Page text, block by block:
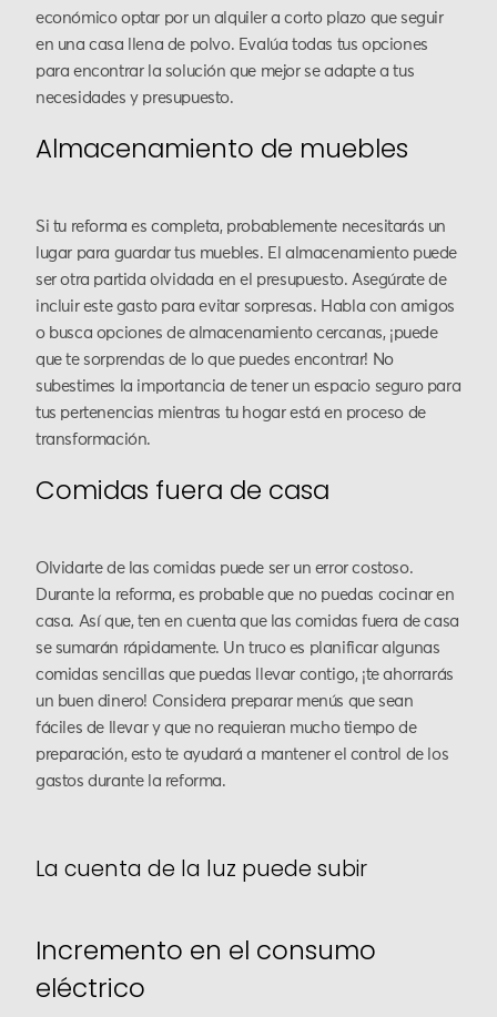
económico optar por un alquiler a corto plazo que seguir
en una casa llena de polvo. Evalúa todas tus opciones
para encontrar la solución que mejor se adapte a tus
necesidades y presupuesto.
Almacenamiento de muebles
Si tu reforma es completa, probablemente necesitarás un
lugar para guardar tus muebles. El almacenamiento puede
ser otra partida olvidada en el presupuesto. Asegúrate de
incluir este gasto para evitar sorpresas. Habla con amigos
o busca opciones de almacenamiento cercanas, ¡puede
que te sorprendas de lo que puedes encontrar! No
subestimes la importancia de tener un espacio seguro para
tus pertenencias mientras tu hogar está en proceso de
transformación.
Comidas fuera de casa
Olvidarte de las comidas puede ser un error costoso.
Durante la reforma, es probable que no puedas cocinar en
casa. Así que, ten en cuenta que las comidas fuera de casa
se sumarán rápidamente. Un truco es planificar algunas
comidas sencillas que puedas llevar contigo, ¡te ahorrarás
un buen dinero! Considera preparar menús que sean
fáciles de llevar y que no requieran mucho tiempo de
preparación, esto te ayudará a mantener el control de los
gastos durante la reforma.
La cuenta de la luz puede subir
Incremento en el consumo
eléctrico